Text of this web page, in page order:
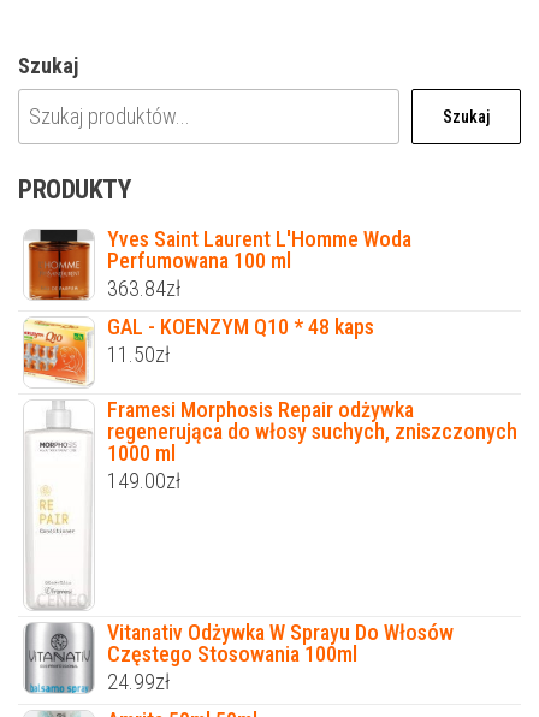
Szukaj
Szukaj
PRODUKTY
Yves Saint Laurent L'Homme Woda
Perfumowana 100 ml
363.84zł
GAL - KOENZYM Q10 * 48 kaps
11.50zł
Framesi Morphosis Repair odżywka
regenerująca do włosy suchych, zniszczonych
1000 ml
149.00zł
Vitanativ Odżywka W Sprayu Do Włosów
Częstego Stosowania 100ml
24.99zł